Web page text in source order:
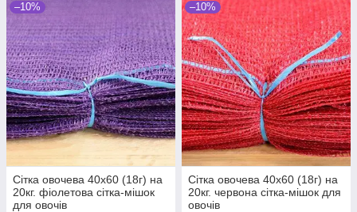
–10%
Сітка овочева 40х60 (18г) на
20кг. фіолетова сітка-мішок
для овочів
–10%
Сітка овочева 40х60 (18г) на
20кг. червона сітка-мішок для
овочів